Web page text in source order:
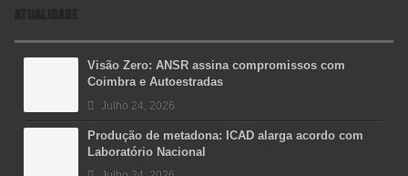
ATUALIDADE
Visão Zero: ANSR assina compromissos com
Coimbra e Autoestradas
Julho 24, 2026
Produção de metadona: ICAD alarga acordo com
Laboratório Nacional